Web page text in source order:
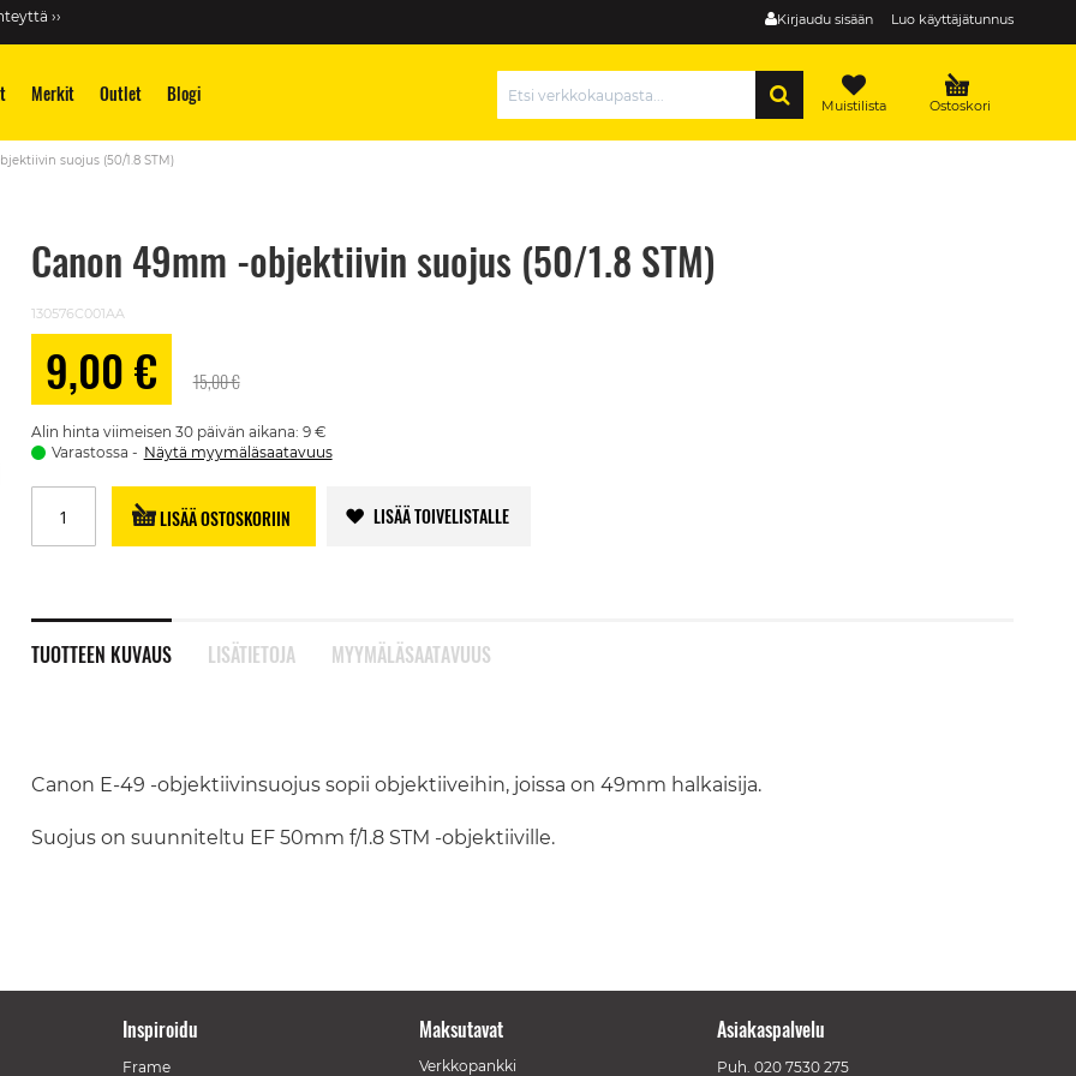
Kirjaudu sisään Luo käyttäjätunnus
››
Merkit Outlet Blogi Ostoskori
Muistilista
suojus (50/1.8 STM)
Canon 49mm -objektiivin suojus (50/1.8 STM)
130576C001AA
Alennushinta
9,00 € 15,00 €
Alin hinta viimeisen 30 päivän aikana: 9 €
Varastossa
Näytä myymäläsaatavuus
LISÄÄ OSTOSKORIIN LISÄÄ TOIVELISTALLE
TUOTTEEN KUVAUS
Canon E-49 -objektiivinsuojus sopii objektiiveihin, joissa on 49mm halkaisija.
Suojus on suunniteltu EF 50mm f/1.8 STM -objektiiville.
LISÄTIETOJA MYYMÄLÄSAATAVUUS
Inspiroidu
Frame
Maksutavat
Verkkopankki
Asiakaspalvelu
Puh. 020 7530 275